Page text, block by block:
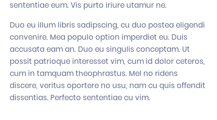
sententiae eum. Vis purto iriure utamur ne.
Duo eu illum libris sadipscing, cu duo postea eligendi
convenire. Mea populo option imperdiet eu. Duis
accusata eam an. Duo eu singulis conceptam. Ut
possit patrioque interesset vim, cum id dolor ceteros,
cum in tamquam theophrastus. Mel no ridens
discere, veritus oportere no usu, nam cu quis offendit
dissentias. Perfecto sententiae cu vim.